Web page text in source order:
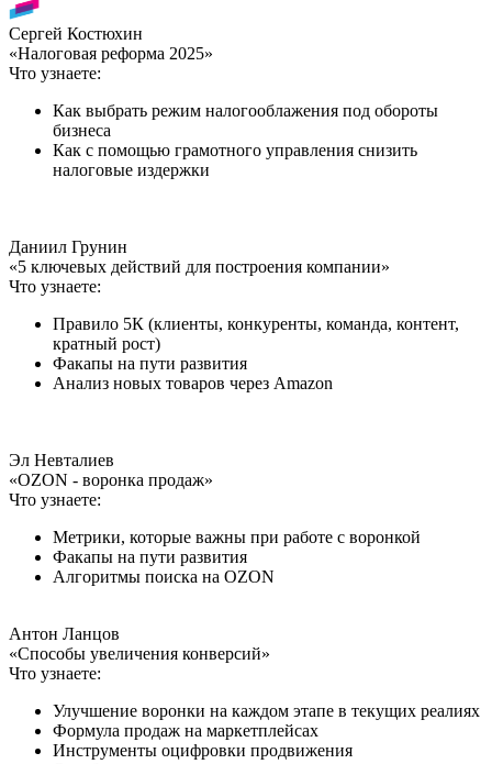
Сергей Костюхин
«Налоговая реформа 2025»
Что узнаете:
Как выбрать режим налогооблажения под обороты
бизнеса
Как с помощью грамотного управления снизить
налоговые издержки
Даниил Грунин
«5 ключевых действий для построения компании»
Что узнаете:
Правило 5К (клиенты, конкуренты, команда, контент,
кратный рост)
Факапы на пути развития
Анализ новых товаров через Amazon
Эл Невталиев
«OZON - воронка продаж»
Что узнаете:
Метрики, которые важны при работе с воронкой
Факапы на пути развития
Алгоритмы поиска на OZON
Антон Ланцов
«Способы увеличения конверсий»
Что узнаете:
Улучшение воронки на каждом этапе в текущих реалиях
Формула продаж на маркетплейсах
Инструменты оцифровки продвижения